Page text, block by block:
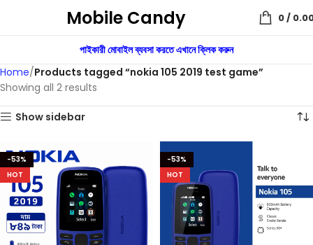
Mobile Candy 0/
পাইকারী মোবাইল ব্যবসা করতে এখানে ক্লিক করুন
Home Products tagged “nokia 105 2019 test game”
Showing all 2 results
Show sidebar
-53%
HOT
-53%
HOT